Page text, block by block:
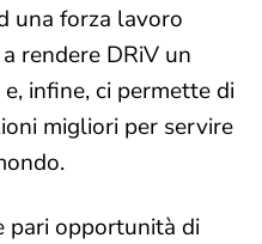
una forza lavoro
rendere DRiV un
infine, ci permette di
migliori per servire
pari opportunità di